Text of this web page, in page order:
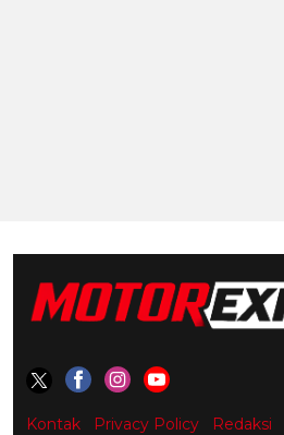
Kontak Privacy Policy Redaksi